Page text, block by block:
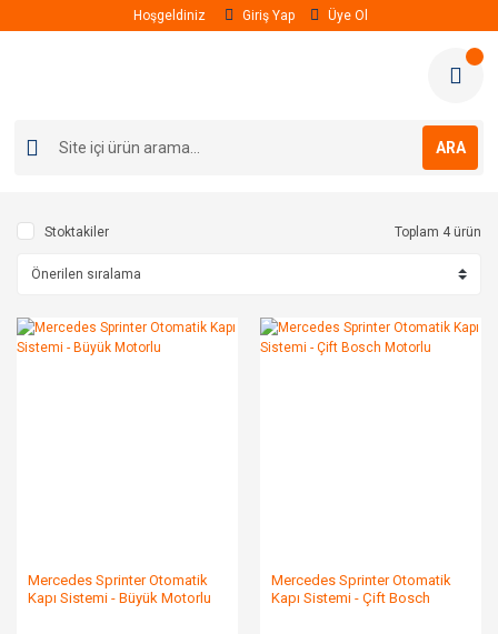
Hoşgeldiniz Giriş Yap Üye Ol
ARA
Stoktakiler Toplam 4 ürün
Mercedes Sprinter Otomatik
Kapı Sistemi - Büyük Motorlu
Mercedes Sprinter Otomatik
Kapı Sistemi - Çift Bosch